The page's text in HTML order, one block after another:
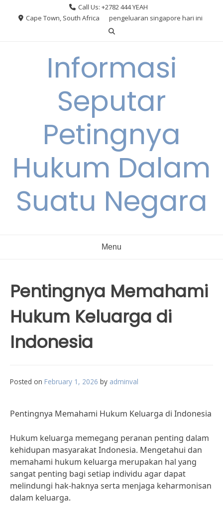
Call Us: +2782 444 YEAH
Cape Town, South Africa
pengeluaran singapore hari ini
Informasi
Seputar
Petingnya
Hukum Dalam
Suatu Negara
Menu
Pentingnya Memahami
Hukum Keluarga di
Indonesia
Posted on February 1, 2026 by adminval
Pentingnya Memahami Hukum Keluarga di Indonesia
Hukum keluarga memegang peranan penting dalam
kehidupan masyarakat Indonesia. Mengetahui dan
memahami hukum keluarga merupakan hal yang
sangat penting bagi setiap individu agar dapat
melindungi hak-haknya serta menjaga keharmonisan
dalam keluarga.